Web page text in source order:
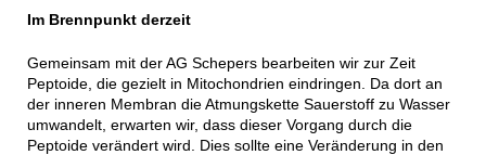
Im Brennpunkt derzeit
Gemeinsam mit der AG Schepers bearbeiten wir zur Zeit
Peptoide, die gezielt in Mitochondrien eindringen. Da dort an
der inneren Membran die Atmungskette Sauerstoff zu Wasser
umwandelt, erwarten wir, dass dieser Vorgang durch die
Peptoide verändert wird. Dies sollte eine Veränderung in den